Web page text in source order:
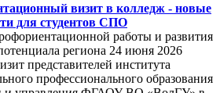
визит в колледж - новые
для студентов СПО
работы и развития
региона 24 июня 2026
представителей института
профессионального образования